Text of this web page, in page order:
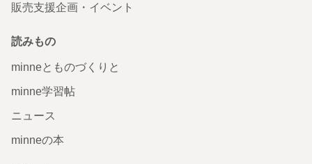
販売支援企画・イベント
読みもの
minneとものづくりと
minne学習帖
ニュース
minneの本